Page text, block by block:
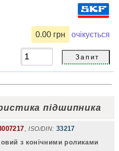
0.00 грн очікується
підшипника
,ISO/DIN: 33217
з конічними роликами